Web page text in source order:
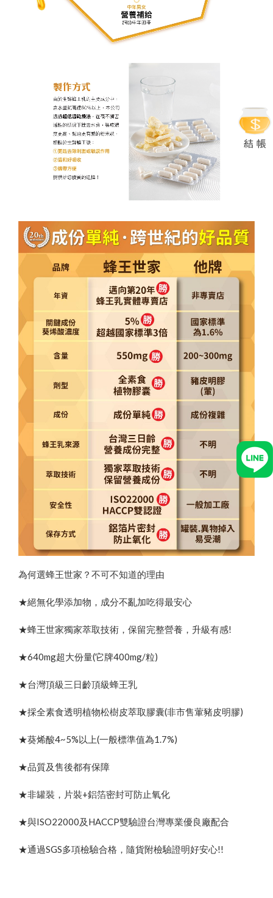
為何選蜂王世家？不可不知道的理由
★絕無化學添加物，成分不亂加吃得最安心
★蜂王世家獨家萃取技術，保留完整營養，升級有感!
★640mg超大份量(它牌400mg/粒)
★台灣頂級三日齡頂級蜂王乳
★採全素食透明植物松樹皮萃取膠囊(非市售葷豬皮明膠)
★葵烯酸4~5%以上(一般標準值為1.7%)
★品質及售後都有保障
★非罐裝，片裝+鋁箔密封可防止氧化
★與ISO22000及HACCP雙驗證台灣專業優良廠配合
★通過SGS多項檢驗合格，隨貨附檢驗證明好安心!!